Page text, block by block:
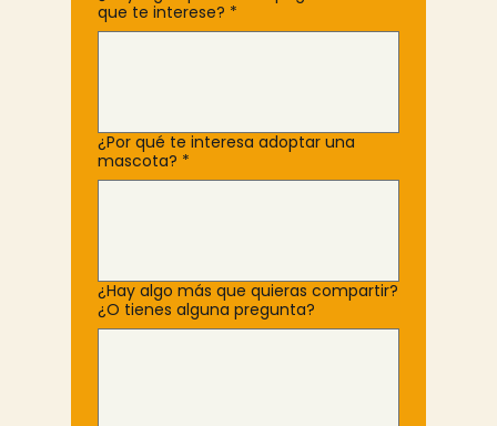
que te interese? *
¿Por qué te interesa adoptar una
mascota? *
¿Hay algo más que quieras compartir?
¿O tienes alguna pregunta?